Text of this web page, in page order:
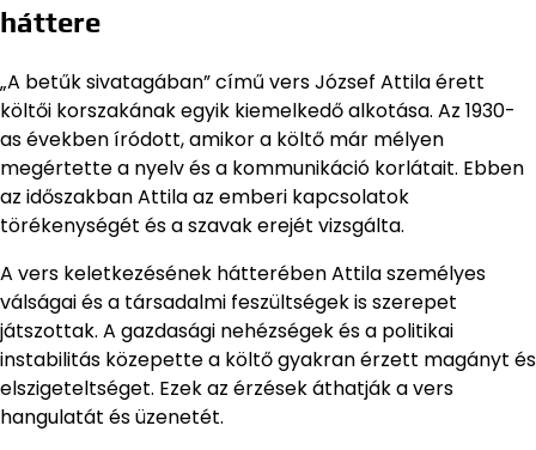
háttere
„A betűk sivatagában” című vers József Attila érett
költői korszakának egyik kiemelkedő alkotása. Az 1930-
as években íródott, amikor a költő már mélyen
megértette a nyelv és a kommunikáció korlátait. Ebben
az időszakban Attila az emberi kapcsolatok
törékenységét és a szavak erejét vizsgálta.
A vers keletkezésének hátterében Attila személyes
válságai és a társadalmi feszültségek is szerepet
játszottak. A gazdasági nehézségek és a politikai
instabilitás közepette a költő gyakran érzett magányt és
elszigeteltséget. Ezek az érzések áthatják a vers
hangulatát és üzenetét.